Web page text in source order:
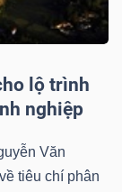
lộ trình
nghiệp
Văn
tiêu chí phân
chỉ quỹ
Cổ đông lớn